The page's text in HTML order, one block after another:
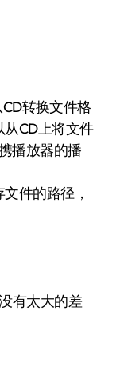
转换文件格
CD上将文件
播放器的播
件的路径，
有太大的差